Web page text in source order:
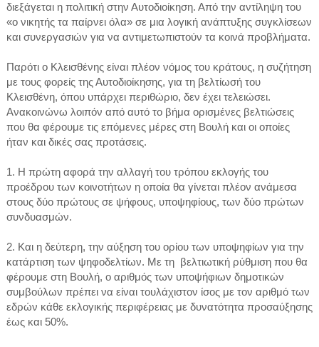
διεξάγεται η πολιτική στην Αυτοδιοίκηση. Από την αντίληψη του
«ο νικητής τα παίρνει όλα» σε μια λογική ανάπτυξης συγκλίσεων
και συνεργασιών για να αντιμετωπιστούν τα κοινά προβλήματα.
Παρότι ο Κλεισθένης είναι πλέον νόμος του κράτους, η συζήτηση
με τους φορείς της Αυτοδιοίκησης, για τη βελτίωσή του
Κλεισθένη, όπου υπάρχει περιθώριο, δεν έχει τελειώσει.
Ανακοινώνω λοιπόν από αυτό το βήμα ορισμένες βελτιώσεις
που θα φέρουμε τις επόμενες μέρες στη Βουλή και οι οποίες
ήταν και δικές σας προτάσεις.
1. Η πρώτη αφορά την αλλαγή του τρόπου εκλογής του
προέδρου των κοινοτήτων η οποία θα γίνεται πλέον ανάμεσα
στους δύο πρώτους σε ψήφους, υποψηφίους, των δύο πρώτων
συνδυασμών.
2. Και η δεύτερη, την αύξηση του ορίου των υποψηφίων για την
κατάρτιση των ψηφοδελτίων. Με τη βελτιωτική ρύθμιση που θα
φέρουμε στη Βουλή, ο αριθμός των υποψήφιων δημοτικών
συμβούλων πρέπει να είναι τουλάχιστον ίσος με τον αριθμό των
εδρών κάθε εκλογικής περιφέρειας με δυνατότητα προσαύξησης
έως και 50%.